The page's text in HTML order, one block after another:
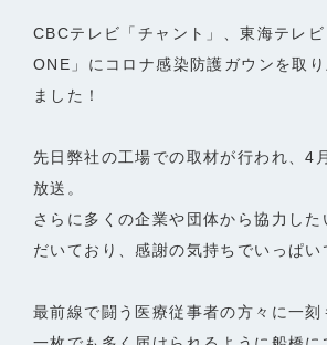
CBCテレビ「チャント」、東海テレビ
ONE」にコロナ感染防護ガウンを取
ました！
先日弊社の工場での取材が行われ、4
放送。
さらに多くの企業や団体から協力した
だいており、感謝の気持ちでいっぱい
最前線で闘う医療従事者の方々に一刻